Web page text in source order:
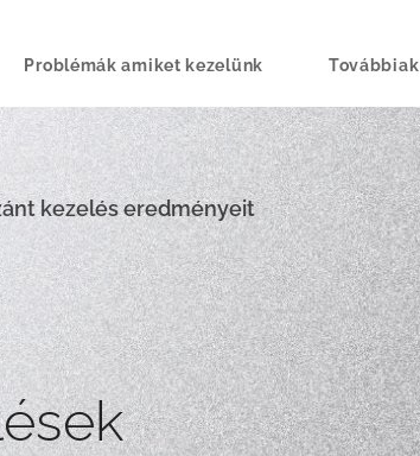
Problémák amiket kezelünk Továbbiak
kezelés eredményeit